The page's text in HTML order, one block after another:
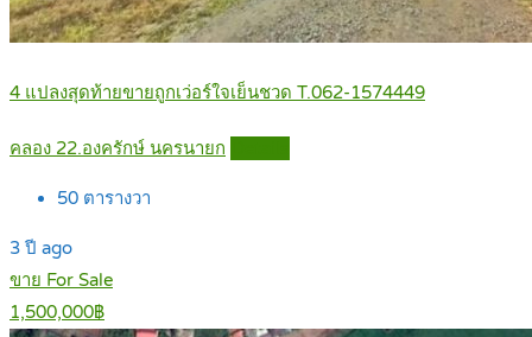
4 แปลงสุดท้ายขายถูกเว่อร์ใจเย็นชวด T.062-1574449
คลอง 22.องครักษ์ นครนายก
50 ตารางวา
3 ปี ago
ขาย For Sale
1,500,000฿